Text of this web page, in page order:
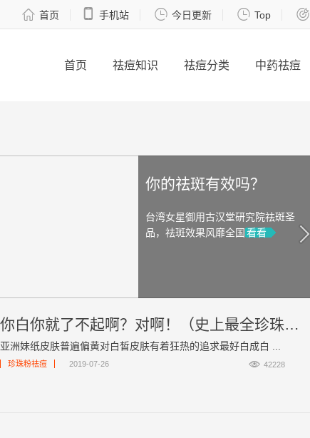
 首页  手机站  今日更新  Top 
首页 祛痘知识 祛痘分类 中药祛痘
你的祛斑有效吗？
台湾女星御用古汉堂研究院祛斑圣
品，祛斑效果风靡全国 看看
你白你就了不起啊？对啊！（史上最全珍珠粉用法功效~）
亚洲妹纸皮肤普遍偏黄对白皙皮肤有着狂热的追求最好白成白 ...
 42228
珍珠粉祛痘 2019-07-26